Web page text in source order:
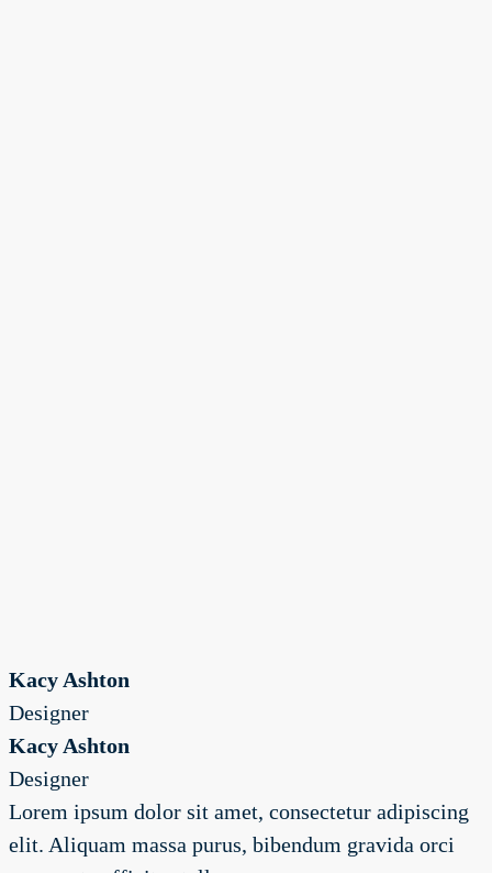
Kacy Ashton
Designer
Kacy Ashton
Designer
Lorem ipsum dolor sit amet, consectetur adipiscing
elit. Aliquam massa purus, bibendum gravida orci